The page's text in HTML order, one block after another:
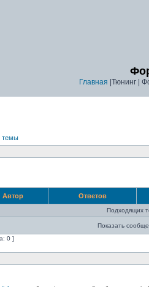
Главная |Тюнинг |
темы
Автор Ответов
Подходящих
Показать
0 ]